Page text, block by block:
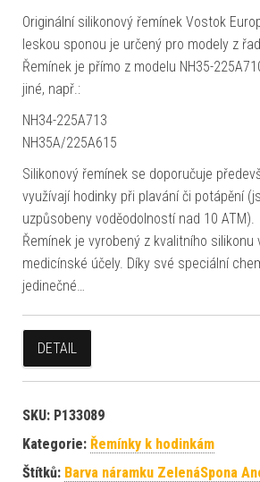
Originální silikonový řemínek Vostok
leskou sponou je určený pro modely z
Řemínek je přímo z modelu NH35-
jiné, např.:
NH34-225A713
NH35A/225A615
Silikonový řemínek se doporučuje
využívají hodinky při plavání či potápění
uzpůsobeny voděodolností nad 10 ATM).
Řemínek je vyrobený z kvalitního silikonu
medicínské účely. Díky své speciální
jedinečné…
DETAIL
SKU: P133089
Kategorie: Řemínky k hodinkám
Štítků: Barva náramku ZelenáSpona